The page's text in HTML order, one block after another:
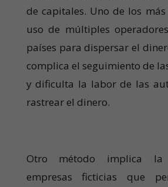
de capitales. Uno de los más
uso de múltiples
países para dispersar el
complica el seguimiento de
y dificulta la labor de las
rastrear el dinero.
Otro método implica la
empresas ficticias que